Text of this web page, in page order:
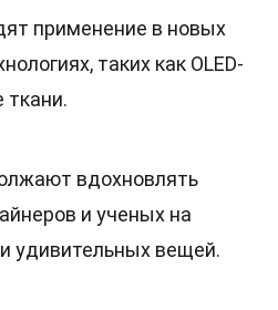
применение в новых
таких как OLED-
ткани.
вдохновлять
и ученых на
удивительных вещей.